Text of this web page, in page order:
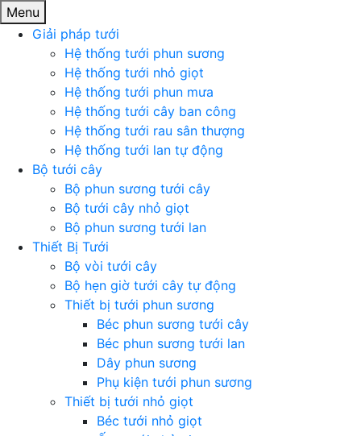
Menu
Giải pháp tưới
Hệ thống tưới phun sương
Hệ thống tưới nhỏ giọt
Hệ thống tưới phun mưa
Hệ thống tưới cây ban công
Hệ thống tưới rau sân thượng
Hệ thống tưới lan tự động
Bộ tưới cây
Bộ phun sương tưới cây
Bộ tưới cây nhỏ giọt
Bộ phun sương tưới lan
Thiết Bị Tưới
Bộ vòi tưới cây
Bộ hẹn giờ tưới cây tự động
Thiết bị tưới phun sương
Béc phun sương tưới cây
Béc phun sương tưới lan
Dây phun sương
Phụ kiện tưới phun sương
Thiết bị tưới nhỏ giọt
Béc tưới nhỏ giọt